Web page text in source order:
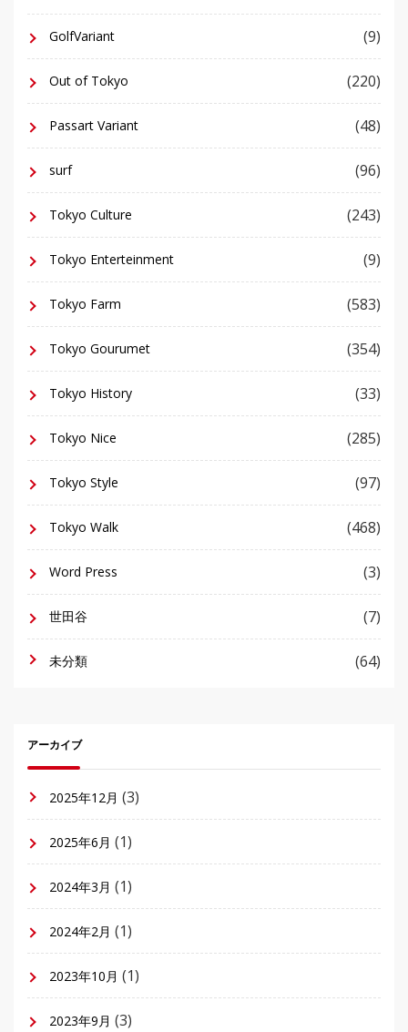
GolfVariant (9)
Out of Tokyo (220)
Passart Variant (48)
surf (96)
Tokyo Culture (243)
Tokyo Enterteinment (9)
Tokyo Farm (583)
Tokyo Gourumet (354)
Tokyo History (33)
Tokyo Nice (285)
Tokyo Style (97)
Tokyo Walk (468)
Word Press (3)
世田谷 (7)
未分類 (64)
アーカイブ
2025年12月 (3)
2025年6月 (1)
2024年3月 (1)
2024年2月 (1)
2023年10月 (1)
2023年9月 (3)